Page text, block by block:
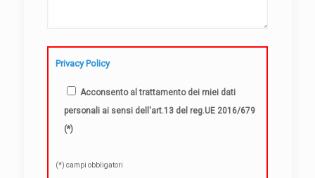
Privacy Policy
Acconsento al trattamento dei miei dati
personali ai sensi dell'art.13 del reg.UE 2016/679
(*)
(*) campi obbligatori